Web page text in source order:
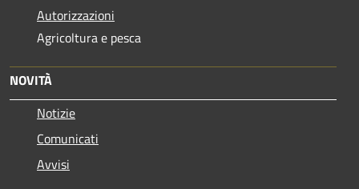
Autorizzazioni
Agricoltura e pesca
NOVITÀ
Notizie
Comunicati
Avvisi